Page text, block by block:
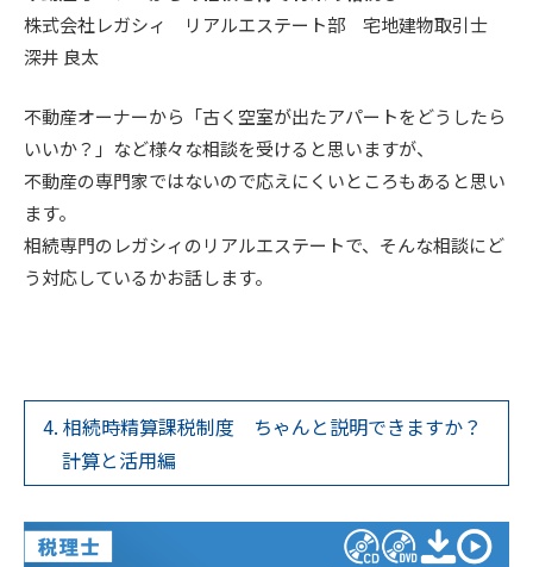
株式会社レガシィ リアルエステート部 宅地建物取引士
深井 良太
不動産オーナーから「古く空室が出たアパートをどうしたら
いいか？」など様々な相談を受けると思いますが、
不動産の専門家ではないので応えにくいところもあると思い
ます。
相続専門のレガシィのリアルエステートで、そんな相談にど
う対応しているかお話します。
4. 相続時精算課税制度 ちゃんと説明できますか？
計算と活用編